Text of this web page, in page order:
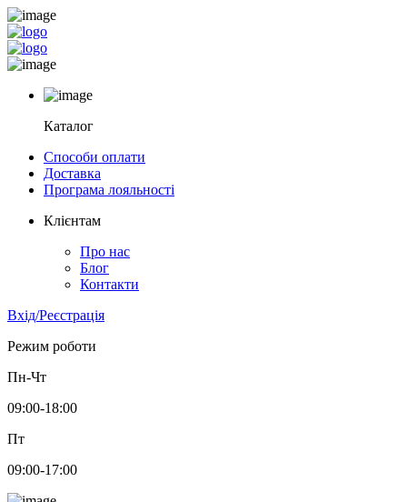
Каталог
Способи оплати
Доставка
Програма лояльності
Клієнтам
Про нас
Блог
Контакти
Вхід/Реєстрація
Режим роботи
Пн-Чт
09:00-18:00
Пт
09:00-17:00